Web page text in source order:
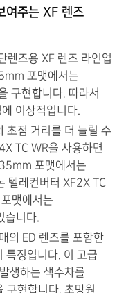
여주는 XF 렌즈
즈용 XF 렌즈 라인업
포맷에서는
구현합니다. 따라서
이상적입니다.
초점 거리를 더 늘릴 수
TC WR을 사용하면
포맷에서는
텔레컨버터 XF2X TC
맷에서는
니다.
의 ED 렌즈를 포함한
특징입니다. 이 고급
생하는 색수차를
구현합니다. 초망원